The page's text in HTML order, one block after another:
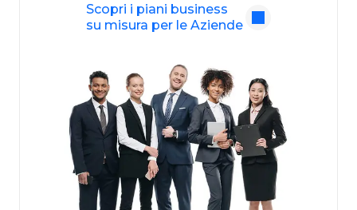
Scopri i piani business
su misura per le Aziende